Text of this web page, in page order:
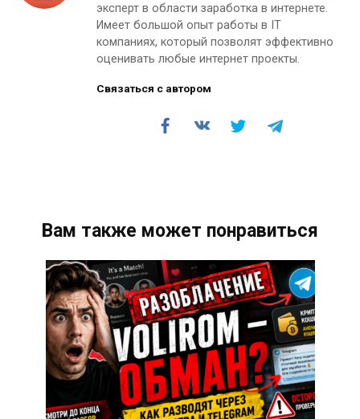
эксперт в области заработка в интернете.
Имеет большой опыт работы в IT
компаниях, который позволят эффективно
оценивать любые интернет проекты.
Связаться с автором
Вам также может понравиться